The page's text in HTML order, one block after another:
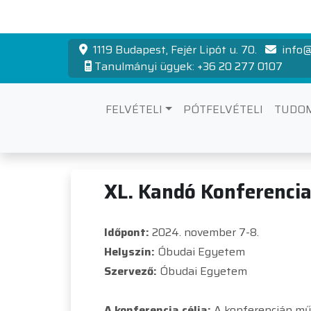
1119 Budapest, Fejér Lipót u. 70.
Tanulmányi ügyek: +36 20 277 0107
FELVÉTELI PÓTFELVÉTELI
Kando
XL. Kandó Konferencia
Időpont: 2024. november 7-8.
Helyszín: Óbudai Egyetem
Szervező: Óbudai Egyetem